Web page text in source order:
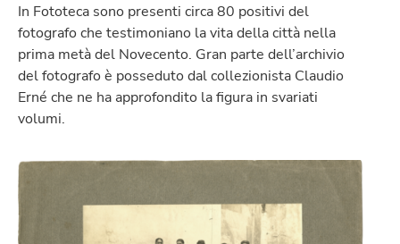
In Fototeca sono presenti circa 80 positivi del
fotografo che testimoniano la vita della città nella
prima metà del Novecento. Gran parte dell’archivio
del fotografo è posseduto dal collezionista Claudio
Erné che ne ha approfondito la figura in svariati
volumi.